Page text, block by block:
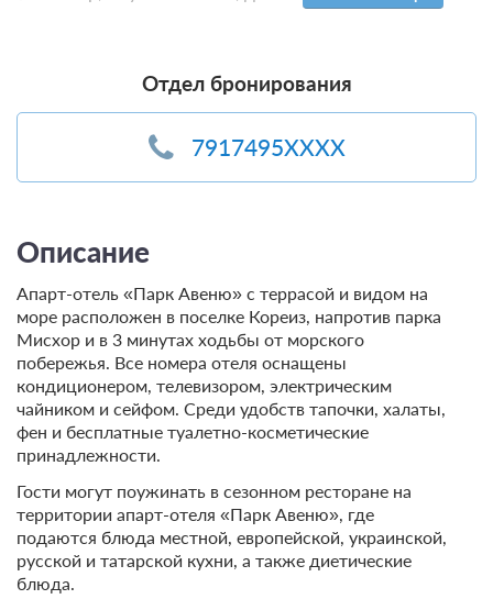
Отдел бронирования
7917495XXXX
Описание
Апарт-отель «Парк Авеню» с террасой и видом на
море расположен в поселке Кореиз, напротив парка
Мисхор и в 3 минутах ходьбы от морского
побережья. Все номера отеля оснащены
кондиционером, телевизором, электрическим
чайником и сейфом. Среди удобств тапочки, халаты,
фен и бесплатные туалетно-косметические
принадлежности.
Гости могут поужинать в сезонном ресторане на
территории апарт-отеля «Парк Авеню», где
подаются блюда местной, европейской, украинской,
русской и татарской кухни, а также диетические
блюда.